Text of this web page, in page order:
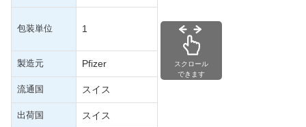
包装単位 1
製造元 Pfizer
流通国 スイス
出荷国 スイス
スクロール
できます